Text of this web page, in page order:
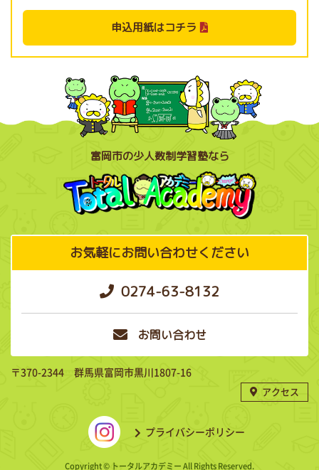
申込用紙はコチラ
富岡市の少人数制学習塾なら
お気軽にお問い合わせください
0274-63-8132
お問い合わせ
〒370-2344 群馬県富岡市黒川1807-16
アクセス
プライバシーポリシー
Copyright © トータルアカデミー All Rights Reserved.